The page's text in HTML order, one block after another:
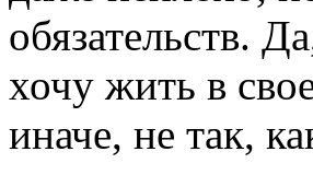
обязательств.
хочу жить в
иначе, не так,